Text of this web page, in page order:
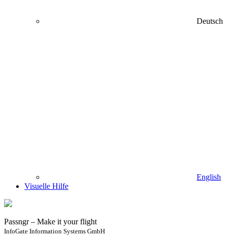
Deutsch
English
Visuelle Hilfe
Passngr – Make it your flight
InfoGate Information Systems GmbH